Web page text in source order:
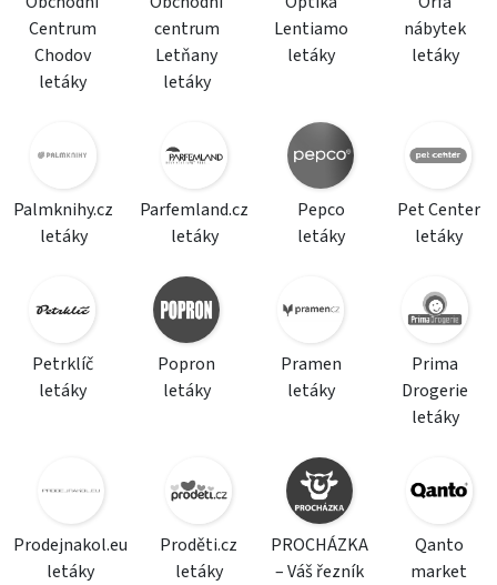
Centrum
Chodov
letáky
centrum
Letňany
letáky
Lentiamo
letáky
nábytek
letáky
Palmknihy.cz
letáky
Parfemland.cz
letáky
Pepco
letáky
Pet Center
letáky
Petrklíč
letáky
Popron
letáky
Pramen
letáky
Prima
Drogerie
letáky
Prodejnakol.eu
letáky
Proděti.cz
letáky
PROCHÁZKA
– Váš řezník
Qanto
market